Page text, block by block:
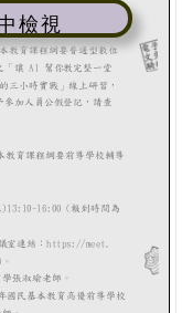
檢視